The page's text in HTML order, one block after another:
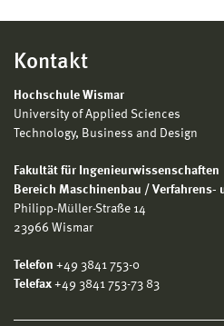
Kontakt
Hochschule Wismar
University of Applied Sciences
Technology, Business and Design
Fakultät für Ingenieurwissenschaften
Bereich Maschinenbau / Verfahrens-
Philipp-Müller-Straße 14
23966 Wismar
Telefon +49 3841 753-0
Telefax +49 3841 753-73 83